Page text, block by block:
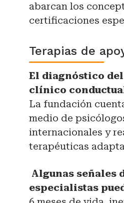
abarcan los
certificaciones
Terapias de
El diagnóstico
clínico
La fundación
medio de
internacionales y
terapéuticas
Algunas señales
especialistas